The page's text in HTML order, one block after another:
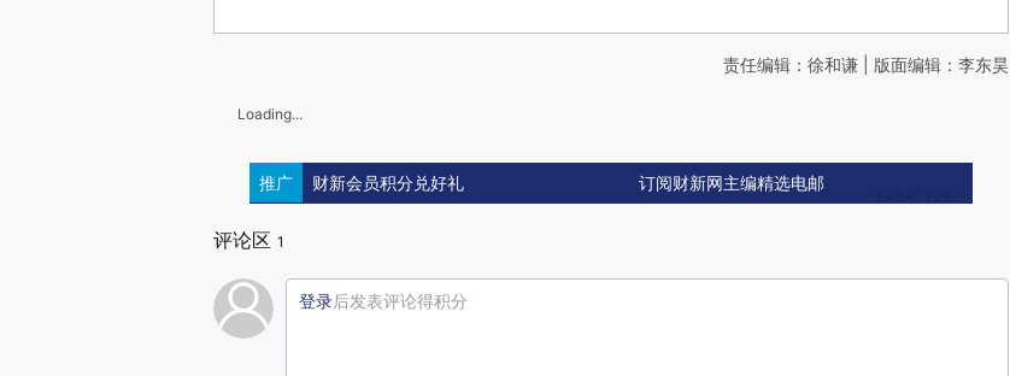
责任编辑：徐和谦 | 版面编辑：李东昊
Loading...
推广 财新会员积分兑好礼 订阅财新网主编精选电邮
评论区 1
登录后发表评论得积分